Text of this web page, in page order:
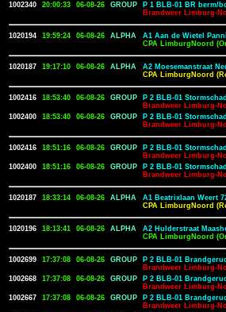
1002340
20:00:33 06-08-26 GROUP
P 1 BLB-01 BR berm/
Brandweer Limburg-
1020194 19:59:24 06-08-26 ALPHA
A1 Aan de Wietel
CPA LimburgNoord
1020187 19:17:10 06-08-26 ALPHA
A2 Moesemanstraat
CPA LimburgNoord
1002416 18:53:40 06-08-26 GROUP
P 2 BLB-01
Brandweer Limburg-
1002400
18:53:40 06-08-26 GROUP
P 2 BLB-01
Brandweer Limburg-
1002416 18:51:16 06-08-26 GROUP
P 2 BLB-01
Brandweer Limburg-
1002400
18:51:16 06-08-26 GROUP
P 2 BLB-01
Brandweer Limburg-
1020187 18:33:14 06-08-26 ALPHA
A1 Beatrixlaan Weert
CPA LimburgNoord
1020196 18:13:41 06-08-26 ALPHA
A2 Hulderstraat
CPA LimburgNoord
1002699 17:37:08 06-08-26 GROUP
P 2 BLB-01
Brandweer Limburg-
1002668
17:37:08 06-08-26 GROUP
P 2 BLB-01
Brandweer Limburg-
1002667
17:37:08 06-08-26 GROUP
P 2 BLB-01
Brandweer Limburg-